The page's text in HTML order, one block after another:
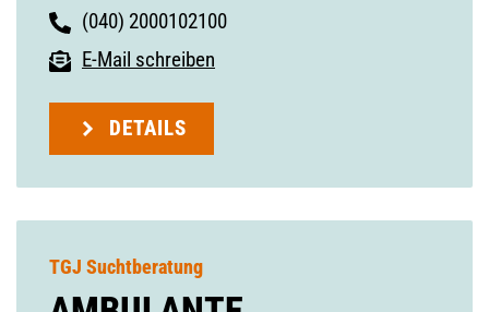
(040) 2000102100
E-Mail schreiben
DETAILS
TGJ Suchtberatung